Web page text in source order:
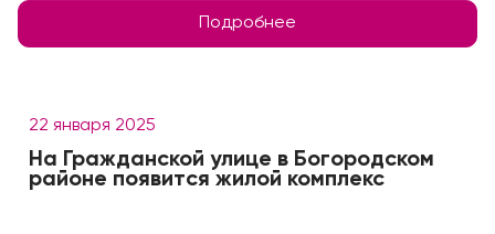
Подробнее
22 января 2025
На Гражданской улице в Богородском
районе появится жилой комплекс